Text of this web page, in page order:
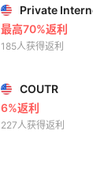
Mac Duggal
最高2%返利
6002人成功下单
Biōkreativ
30%返利
53人获得返利